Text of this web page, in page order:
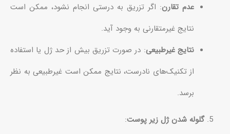
عدم تقارن: اگر تزریق به درستی انجام نشود، ممکن است
نتایج غیرمتقارنی به وجود آید.
نتایج غیرطبیعی: در صورت تزریق بیش از حد ژل یا استفاده
از تکنیک‌های نادرست، نتایج ممکن است غیرطبیعی به نظر
برسد.
گلوله شدن ژل زیر پوست: